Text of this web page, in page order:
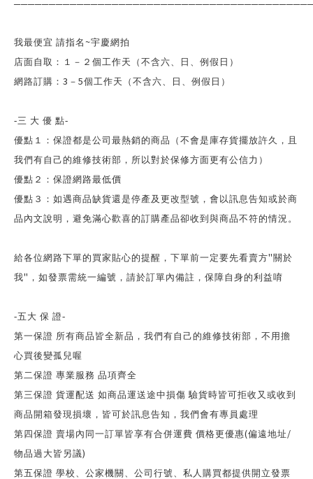
我最便宜 請指名 ~宇慶網拍
店面自取：１－２個工作天（不含六、日、例假日）
網路訂購： 3 － 5個工作天（不含六、日、例假日）
-三 大 優 點-
優點１：保證都是公司最熱銷的商品（不會是庫存貨擺放許久，且
我們有自己的維修技術部，所以對於保修方面更有公信力）
優點２：保證網路最低價
優點３：如遇商品缺貨還是停產及更改型號，會以訊息告知或於商
品內文說明，避免滿心歡喜的訂購產品卻收到與商品不符的情況。
給各位網路下單的買家貼心的提醒，下單前一定要先看賣方" 關於
我" ，如發票需統一編號，請於訂單內備註，保障自身的利益唷
-五大 保 證-
第一保證 所有商品皆全新品，我們有自己的維修技術部，不用擔
心買後變孤兒喔
第二保證 專業服務 品項齊全
第三保證 貨運配送 如商品運送途中損傷 驗貨時皆可拒收又或收到
商品開箱發現損壞，皆可於訊息告知，我們會有專員處理
第四保證 賣場內同一訂單皆享有合併運費 價格更優惠(偏遠地址 /
物品過大皆另議)
第五保證 學校、公家機關、公司行號、私人購買都提供開立發票